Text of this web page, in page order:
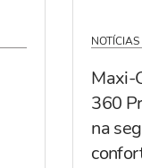
NOTÍCIAS
Maxi-
360
na